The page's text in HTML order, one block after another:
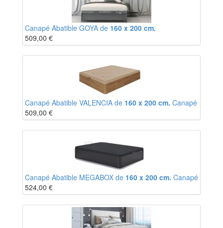
Canapé Abatible GOYA de 160 x 200 cm.
509,00 €
Canapé Abatible VALENCIA de 160 x 200 cm. Canapé
509,00 €
Canapé Abatible MEGABOX de 160 x 200 cm. Canapé
524,00 €